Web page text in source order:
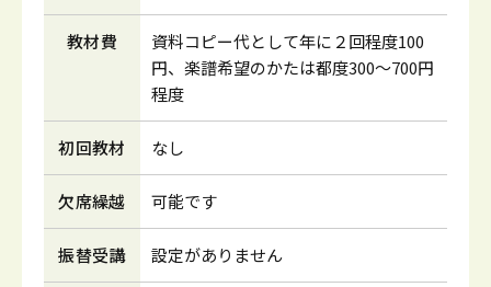
教材費
資料コピー代として年に２回程度100
円、楽譜希望のかたは都度300～700円
程度
初回教材 なし
欠席繰越 可能です
振替受講 設定がありません